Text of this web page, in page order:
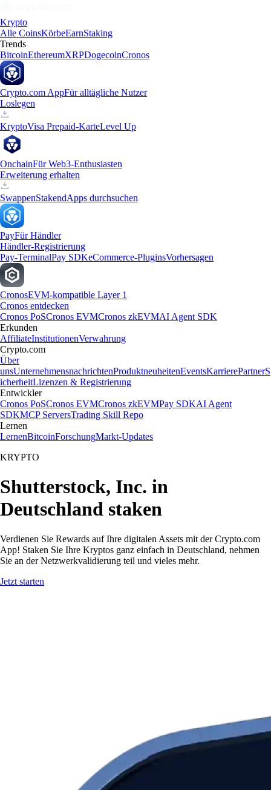
Krypto
Alle CoinsKörbeEarnStaking
Trends
BitcoinEthereumXRPDogecoinCronos
Crypto.com AppFür alltägliche Nutzer
Loslegen
KryptoVisa Prepaid-KarteLevel Up
OnchainFür Web3-Enthusiasten
Erweiterung erhalten
SwappenStakendApps durchsuchen
PayFür Händler
Händler-Registrierung
Pay-TerminalPay SDKeCommerce-PluginsVorhersagen
CronosEVM-kompatible Layer 1
Cronos entdecken
Cronos PoSCronos EVMCronos zkEVMAI Agent SDK
Erkunden
AffiliateInstitutionenVerwahrung
Crypto.com
Über
unsUnternehmensnachrichtenProduktneuheitenEventsKarrierePartnerS
icherheitLizenzen & Registrierung
Entwickler
Cronos PoSCronos EVMCronos zkEVMPay SDKAI Agent
SDKMCP ServersTrading Skill Repo
Lernen
LernenBitcoinForschungMarkt-Updates
KRYPTO
Shutterstock, Inc. in
Deutschland staken
Verdienen Sie Rewards auf Ihre digitalen Assets mit der Crypto.com
App! Staken Sie Ihre Kryptos ganz einfach in Deutschland, nehmen
Sie an der Netzwerkvalidierung teil und vieles mehr.
Jetzt starten